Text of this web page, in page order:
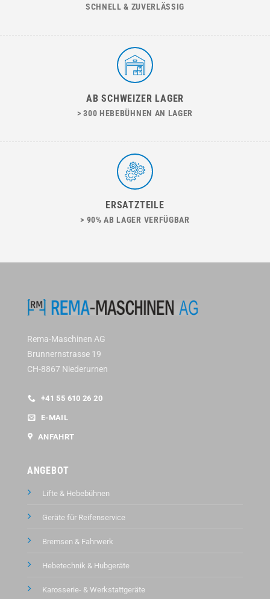
SCHNELL & ZUVERLÄSSIG
AB SCHWEIZER LAGER
> 300 HEBEBÜHNEN AN LAGER
ERSATZTEILE
> 90% AB LAGER VERFÜGBAR
Rema-Maschinen AG
Brunnernstrasse 19
CH-8867 Niederurnen
+41 55 610 26 20
E-MAIL
ANFAHRT
ANGEBOT
Lifte & Hebebühnen
Geräte für Reifenservice
Bremsen & Fahrwerk
Hebetechnik & Hubgeräte
Karosserie- & Werkstattgeräte